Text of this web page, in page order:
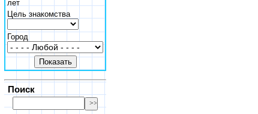
лет
Цель знакомства
Город
Поиск